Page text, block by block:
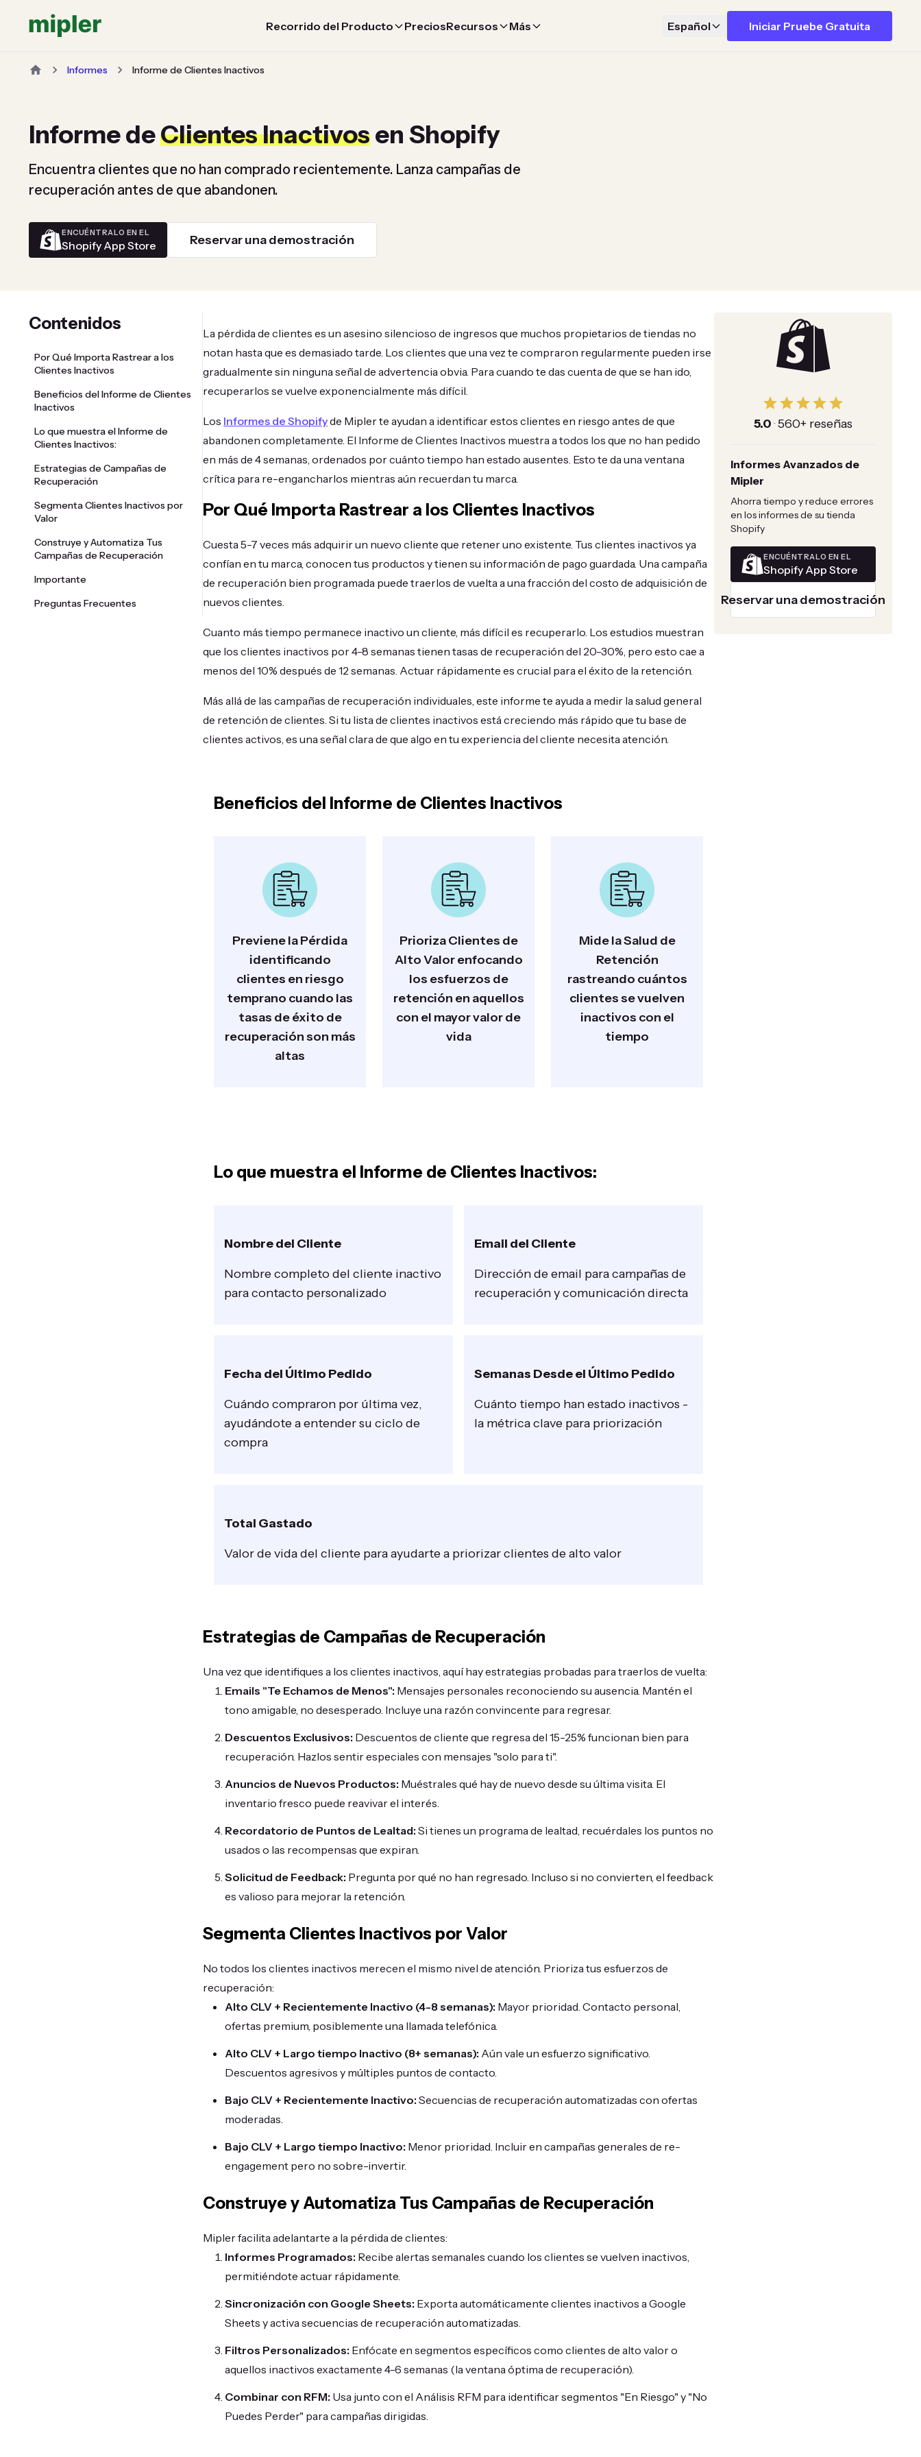
Recorrido del Producto PreciosRecursos Más Español Iniciar Pruebe Gratuita
Informes Informe de Clientes Inactivos
Informe deClientes Inactivosen Shopify
Encuentra clientes que no han comprado recientemente. Lanza campañas de
recuperación antes de que abandonen.
ENCUÉNTRALO EN EL
Shopify App Store Reservar una demostración
Contenidos
Por Qué Importa Rastrear a los
Clientes Inactivos
Beneficios del Informe de Clientes
Inactivos
Lo que muestra el Informe de
Clientes Inactivos:
Estrategias de Campañas de
Recuperación
Segmenta Clientes Inactivos por
Valor
Construye y Automatiza Tus
Campañas de Recuperación
Importante
Preguntas Frecuentes
La pérdida de clientes es un asesino silencioso de ingresos que muchos propietarios de tiendas no
notan hasta que es demasiado tarde. Los clientes que una vez te compraron regularmente pueden irse
gradualmente sin ninguna señal de advertencia obvia. Para cuando te das cuenta de que se han ido,
recuperarlos se vuelve exponencialmente más difícil.
Los Informes de Shopifyde Mipler te ayudan a identificar estos clientes en riesgo antes de que
abandonen completamente. El Informe de Clientes Inactivos muestra a todos los que no han pedido
en más de 4 semanas, ordenados por cuánto tiempo han estado ausentes. Esto te da una ventana
crítica para re-engancharlos mientras aún recuerdan tu marca.
Por Qué Importa Rastrear a los Clientes Inactivos
Cuesta 5-7 veces más adquirir un nuevo cliente que retener uno existente. Tus clientes inactivos ya
confían en tu marca, conocen tus productos y tienen su información de pago guardada. Una campaña
de recuperación bien programada puede traerlos de vuelta a una fracción del costo de adquisición de
nuevos clientes.
Cuanto más tiempo permanece inactivo un cliente, más difícil es recuperarlo. Los estudios muestran
que los clientes inactivos por 4-8 semanas tienen tasas de recuperación del 20-30%, pero esto cae a
menos del 10% después de 12 semanas. Actuar rápidamente es crucial para el éxito de la retención.
Más allá de las campañas de recuperación individuales, este informe te ayuda a medir la salud general
de retención de clientes. Si tu lista de clientes inactivos está creciendo más rápido que tu base de
clientes activos, es una señal clara de que algo en tu experiencia del cliente necesita atención.
Beneficios del Informe de Clientes Inactivos
Previene la Pérdida
identificando
clientes en riesgo
temprano cuando las
tasas de éxito de
recuperación son más
altas
Prioriza Clientes de
Alto Valor enfocando
los esfuerzos de
retención en aquellos
con el mayor valor de
vida
Mide la Salud de
Retención
rastreando cuántos
clientes se vuelven
inactivos con el
tiempo
Lo que muestra el Informe de Clientes Inactivos:
Nombre del Cliente
Nombre completo del cliente inactivo
para contacto personalizado
Email del Cliente
Dirección de email para campañas de
recuperación y comunicación directa
Fecha del Último Pedido
Cuándo compraron por última vez,
ayudándote a entender su ciclo de
compra
Semanas Desde el Último Pedido
Cuánto tiempo han estado inactivos -
la métrica clave para priorización
Total Gastado
Valor de vida del cliente para ayudarte a priorizar clientes de alto valor
Estrategias de Campañas de Recuperación
Una vez que identifiques a los clientes inactivos, aquí hay estrategias probadas para traerlos de vuelta:
Emails "Te Echamos de Menos": Mensajes personales reconociendo su ausencia. Mantén el
tono amigable, no desesperado. Incluye una razón convincente para regresar.
Descuentos Exclusivos: Descuentos de cliente que regresa del 15-25% funcionan bien para
recuperación. Hazlos sentir especiales con mensajes "solo para ti".
Anuncios de Nuevos Productos: Muéstrales qué hay de nuevo desde su última visita. El
inventario fresco puede reavivar el interés.
Recordatorio de Puntos de Lealtad: Si tienes un programa de lealtad, recuérdales los puntos no
usados o las recompensas que expiran.
Solicitud de Feedback: Pregunta por qué no han regresado. Incluso si no convierten, el feedback
es valioso para mejorar la retención.
Segmenta Clientes Inactivos por Valor
No todos los clientes inactivos merecen el mismo nivel de atención. Prioriza tus esfuerzos de
recuperación:
Alto CLV + Recientemente Inactivo (4-8 semanas): Mayor prioridad. Contacto personal,
ofertas premium, posiblemente una llamada telefónica.
Alto CLV + Largo tiempo Inactivo (8+ semanas): Aún vale un esfuerzo significativo.
Descuentos agresivos y múltiples puntos de contacto.
Bajo CLV + Recientemente Inactivo: Secuencias de recuperación automatizadas con ofertas
moderadas.
Bajo CLV + Largo tiempo Inactivo: Menor prioridad. Incluir en campañas generales de re-
engagement pero no sobre-invertir.
Construye y Automatiza Tus Campañas de Recuperación
Mipler facilita adelantarte a la pérdida de clientes:
Informes Programados: Recibe alertas semanales cuando los clientes se vuelven inactivos,
permitiéndote actuar rápidamente.
Sincronización con Google Sheets: Exporta automáticamente clientes inactivos a Google
Sheets y activa secuencias de recuperación automatizadas.
Filtros Personalizados: Enfócate en segmentos específicos como clientes de alto valor o
aquellos inactivos exactamente 4-6 semanas (la ventana óptima de recuperación).
Combinar con RFM: Usa junto con el Análisis RFM para identificar segmentos "En Riesgo" y "No
Puedes Perder" para campañas dirigidas.
5.0 ·560+ reseñas
Informes Avanzados de
Mipler
Ahorra tiempo y reduce errores
en los informes de su tienda
Shopify
ENCUÉNTRALO EN EL
Shopify App Store
Reservar una demostración